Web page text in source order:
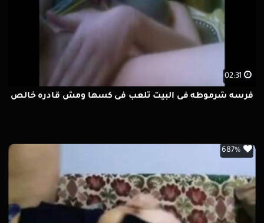
02:31
فرسه شرموطه فى البيت تلعب فى كسها ومش قادره خالص
687%